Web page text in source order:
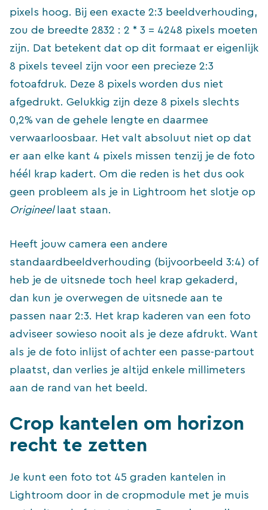
pixels hoog. Bij een exacte 2:3 beeldverhouding,
zou de breedte 2832 : 2 * 3 = 4248 pixels moeten
zijn. Dat betekent dat op dit formaat er eigenlijk
8 pixels teveel zijn voor een precieze 2:3
fotoafdruk. Deze 8 pixels worden dus niet
afgedrukt. Gelukkig zijn deze 8 pixels slechts
0,2% van de gehele lengte en daarmee
verwaarloosbaar. Het valt absoluut niet op dat
er aan elke kant 4 pixels missen tenzij je de foto
héél krap kadert. Om die reden is het dus ook
geen probleem als je in Lightroom het slotje op
Origineellaat staan.
Heeft jouw camera een andere
standaardbeeldverhouding (bijvoorbeeld 3:4) of
heb je de uitsnede toch heel krap gekaderd,
dan kun je overwegen de uitsnede aan te
passen naar 2:3. Het krap kaderen van een foto
adviseer sowieso nooit als je deze afdrukt. Want
als je de foto inlijst of achter een passe-partout
plaatst, dan verlies je altijd enkele millimeters
aan de rand van het beeld.
Crop kantelen om horizon
recht te zetten
Je kunt een foto tot 45 graden kantelen in
Lightroom door in de cropmodule met je muis